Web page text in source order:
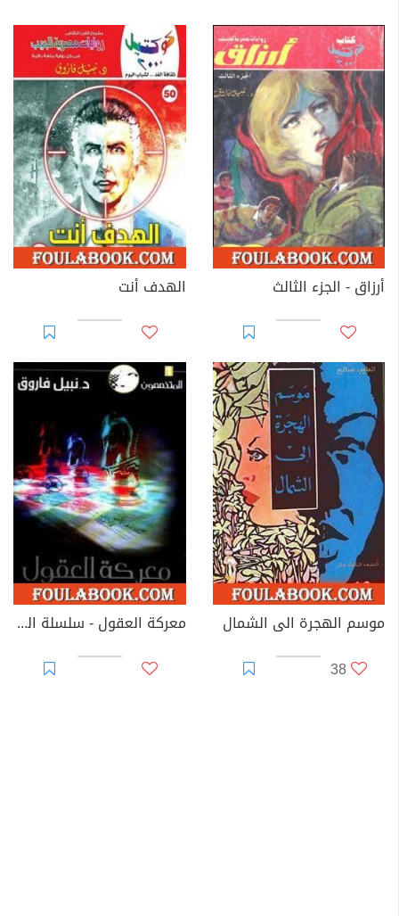
أرزاق - الجزء الثالث الهدف أنت
موسم الهجرة الى الشمال
38
معركة العقول - سلسلة المتخصصون